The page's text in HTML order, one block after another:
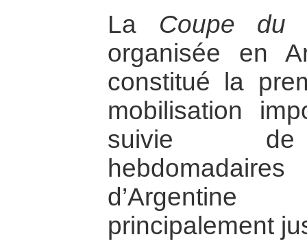
La Coupe du
organisée en
constitué la
mobilisation
suivie de
hebdomadaires
principalement